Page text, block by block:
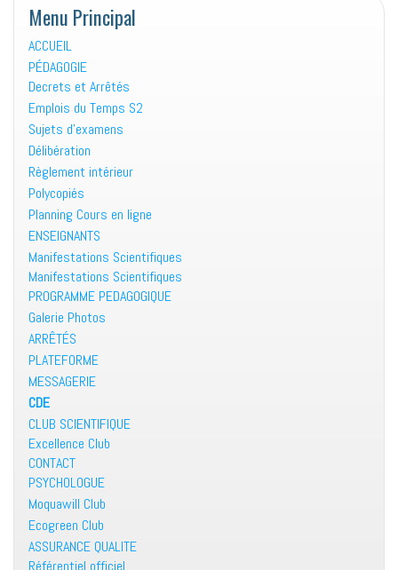
Menu Principal
ACCUEIL
PÉDAGOGIE
Decrets et Arrêtés
Emplois du Temps S2
Sujets d’examens
Délibération
Règlement intérieur
Polycopiés
Planning Cours en ligne
ENSEIGNANTS
Manifestations Scientifiques
Manifestations Scientifiques
PROGRAMME PEDAGOGIQUE
Galerie Photos
ARRÊTÉS
PLATEFORME
MESSAGERIE
CDE
CLUB SCIENTIFIQUE
Excellence Club
CONTACT
PSYCHOLOGUE
Moquawill Club
Ecogreen Club
ASSURANCE QUALITE
Référentiel officiel